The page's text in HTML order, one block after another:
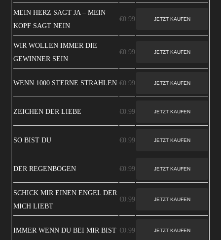
MEIN HERZ SAGT JA – MEIN
KOPF SAGT NEIN
€0.99
WIR WOLLEN IMMER DIE
GEWINNER SEIN
€0.99
WENN 1000 STERNE STRAHLEN €0.99
ZEICHEN DER LIEBE €0.99
SO BIST DU €0.99
DER REGENBOGEN €0.99
SCHICK MIR EINEN ENGEL DER
MICH LIEBT
€0.99
IMMER WENN DU BEI MIR BIST €0.99